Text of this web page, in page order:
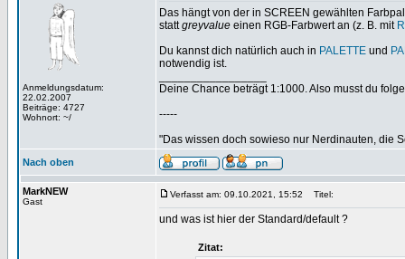
Anmeldungsdatum:
22.02.2007
Beiträge: 4727
Wohnort: ~/
Das hängt von der in SCREEN gewählten
stattgreyvalue einen RGB-Farbwert an (z. B. mit
Du kannst dich natürlich auch in PALETTE und
notwendig ist.
Deine Chance beträgt 1:1000. Also musst du
-----
"Das wissen doch sowieso nur Nerdinauten, die
Nach oben
MarkNEW
Gast
Verfasst am: 09.10.2021, 15:52 Titel:
und was ist hier der Standard/default ?
Zitat: